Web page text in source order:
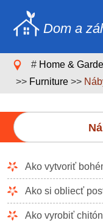
Dom a
# Home &
>> Furniture >>
Ako vytvoriť
Ako si obliecť
Ako vyrobiť